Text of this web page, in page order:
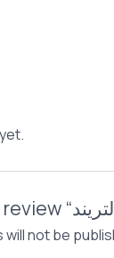
will not be